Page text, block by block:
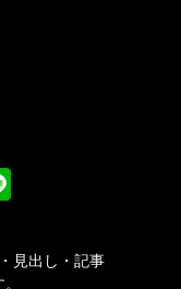
見出し・記事